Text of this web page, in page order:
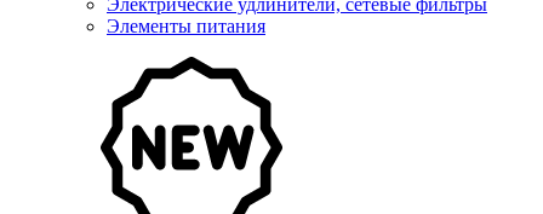
Электрические удлинители, сетевые фильтры
Элементы питания